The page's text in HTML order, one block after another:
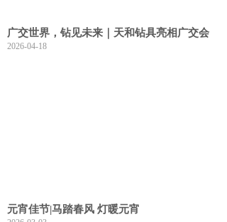
广交世界，钻见未来｜天和钻具亮相广交会
2026-04-18
元宵佳节|马踏春风 灯暖元宵